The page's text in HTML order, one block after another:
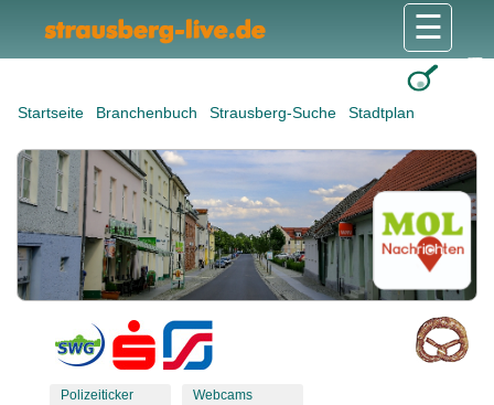
Startseite Branchenbuch Strausberg-Suche Stadtplan
☰
Polizeiticker
Webcams